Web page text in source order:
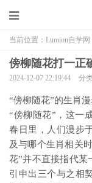
当前位置： Lumion自学网
傍柳随花打一正
2024-12-07 22:19:44 分
“傍柳随花”的生肖
“傍柳随花”，这一
春日里，人们漫步
及与哪个生肖相关
花”并不直接指代某
引申出三个与之相